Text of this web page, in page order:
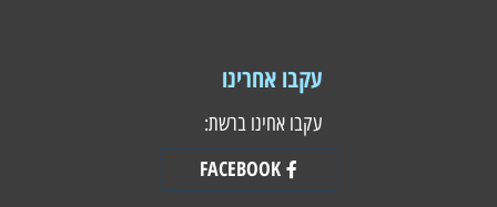
עקבו אחרינו
עקבו אחינו ברשת:
FACEBOOK